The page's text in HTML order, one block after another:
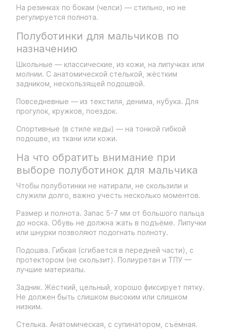
На резинках по бокам (челси) — стильно, но не
регулируется полнота.
Полуботинки для мальчиков по
назначению
Школьные — классические, из кожи, на липучках или
молнии. С анатомической стелькой, жёстким
задником, нескользящей подошвой.
Повседневные — из текстиля, денима, нубука. Для
прогулок, кружков, поездок.
Спортивные (в стиле кеды) — на тонкой гибкой
подошве, из ткани или кожи.
На что обратить внимание при
выборе полуботинок для мальчика
Чтобы полуботинки не натирали, не скользили и
служили долго, важно учесть несколько моментов.
Размер и полнота. Запас 5-7 мм от большого пальца
до носка. Обувь не должна жать в подъёме. Липучки
или шнурки позволяют подогнать полноту.
Подошва. Гибкая (сгибается в передней части), с
протектором (не скользит). Полиуретан и ТПУ —
лучшие материалы.
Задник. Жёсткий, цельный, хорошо фиксирует пятку.
Не должен быть слишком высоким или слишком
низким.
Стелька. Анатомическая, с супинатором, съёмная.